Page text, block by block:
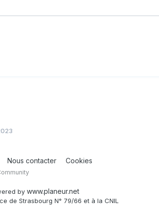
Nous contacter Cookies
by www.planeur.net
de Strasbourg N° 79/66 et à la CNIL